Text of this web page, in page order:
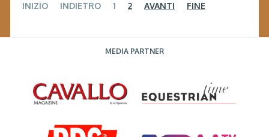
INIZIO
INDIETRO 1 2 AVANTI FINE
MEDIA PARTNER